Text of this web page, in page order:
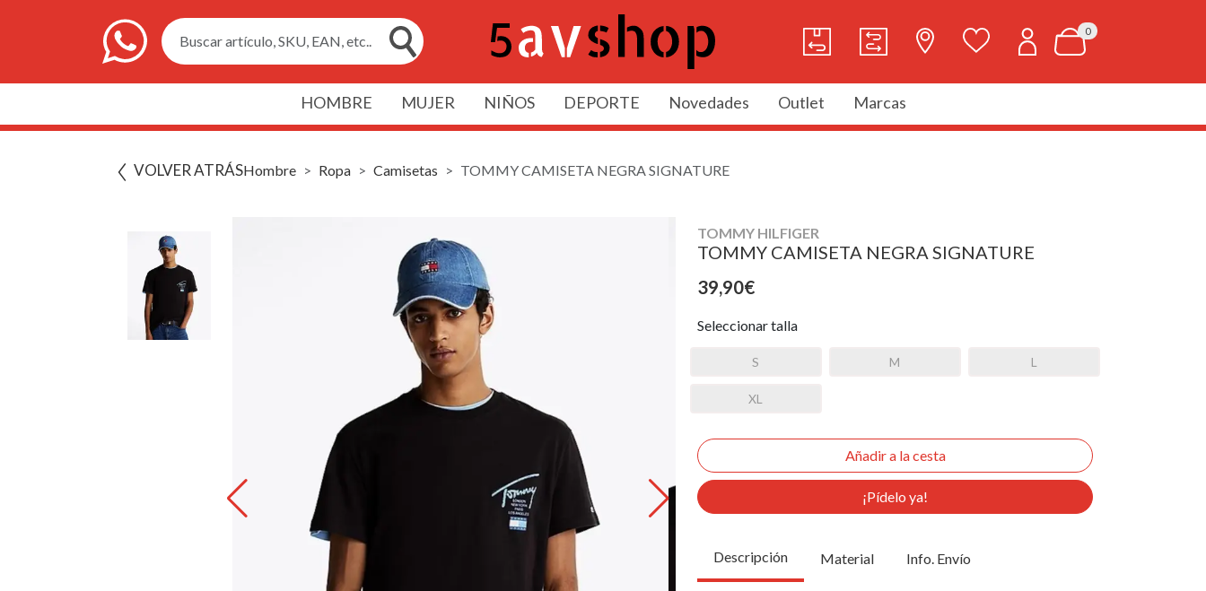
Buscar artículo, SKU, EAN, etc..
0
HOMBRE MUJER NIÑOS DEPORTE Novedades Outlet Marcas
VOLVER ATRÁSHombre Ropa Camisetas TOMMY CAMISETA NEGRA SIGNATURE
TOMMY HILFIGER
TOMMY CAMISETA NEGRA SIGNATURE
39,90€
Seleccionar talla
S M L
XL
¡Pídelo ya!
Descripción Material Info. Envío